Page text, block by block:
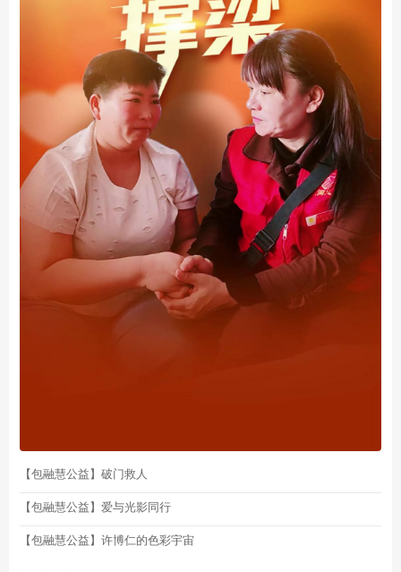
【包融慧公益】破门救人
【包融慧公益】爱与光影同行
【包融慧公益】许博仁的色彩宇宙